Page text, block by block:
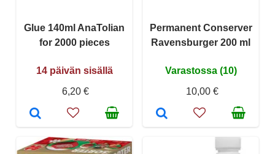
Glue 140ml AnaTolian
for 2000 pieces
14 päivän sisällä
6,20 €
Permanent Conserver
Ravensburger 200 ml
Varastossa (10)
10,00 €